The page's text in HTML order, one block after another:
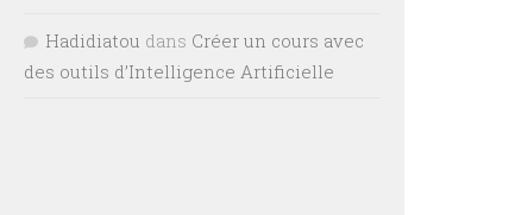
Hadidiatou dans Créer un cours avec
des outils d’Intelligence Artificielle